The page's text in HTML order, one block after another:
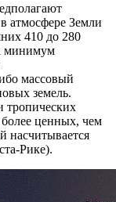
атмосфере Земли
410 до 280
минимум
массовый
земель.
тропических
более ценных, чем
насчитывается
Рике).